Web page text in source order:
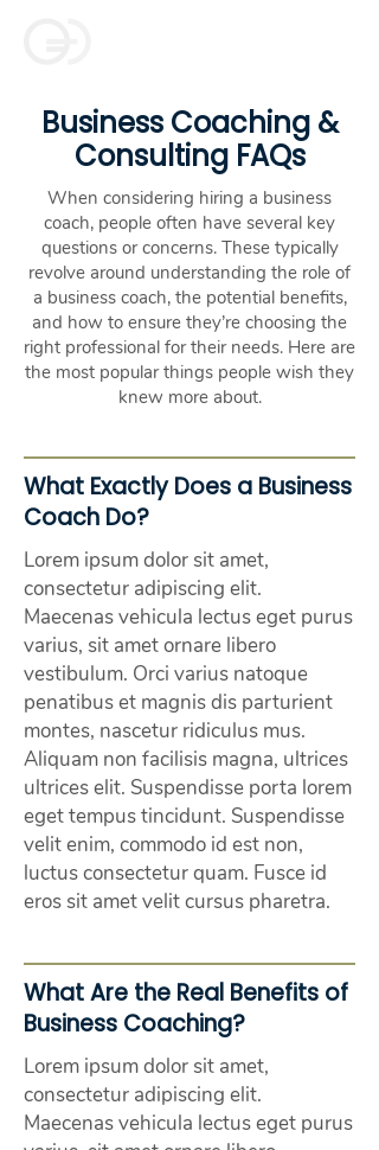
Business Coaching &
Consulting FAQs
When considering hiring a business
coach, people often have several key
questions or concerns. These typically
revolve around understanding the role of
a business coach, the potential benefits,
and how to ensure they’re choosing the
right professional for their needs. Here are
the most popular things people wish they
knew more about.
What Exactly Does a Business
Coach Do?
Lorem ipsum dolor sit amet,
consectetur adipiscing elit.
Maecenas vehicula lectus eget purus
varius, sit amet ornare libero
vestibulum. Orci varius natoque
penatibus et magnis dis parturient
montes, nascetur ridiculus mus.
Aliquam non facilisis magna, ultrices
ultrices elit. Suspendisse porta lorem
eget tempus tincidunt. Suspendisse
velit enim, commodo id est non,
luctus consectetur quam. Fusce id
eros sit amet velit cursus pharetra.
What Are the Real Benefits of
Business Coaching?
Lorem ipsum dolor sit amet,
consectetur adipiscing elit.
Maecenas vehicula lectus eget purus